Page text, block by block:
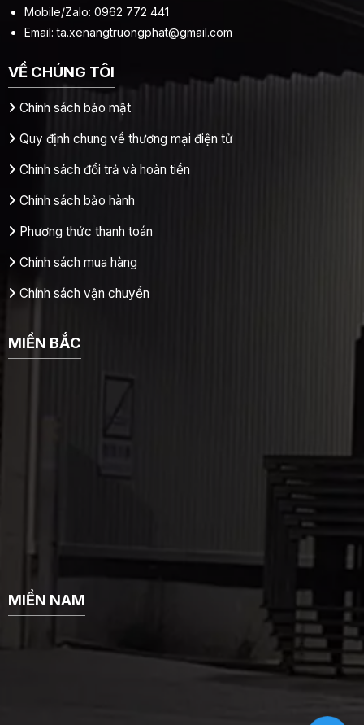
Mobile/Zalo: 0962 772 441
Email:ta.xenangtruongphat@gmail.com
VỀ CHÚNG TÔI
Chính sách bảo mật
Quy định chung về thương mại điện tử
Chính sách đổi trả và hoàn tiền
Chính sách bảo hành
Phương thức thanh toán
Chính sách mua hàng
Chính sách vận chuyển
MIỀN BẮC
MIỀN NAM